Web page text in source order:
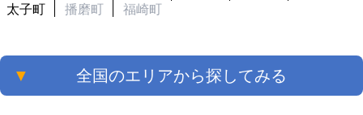
太子町
播磨町 福崎町
▼ 全国のエリアから探してみる